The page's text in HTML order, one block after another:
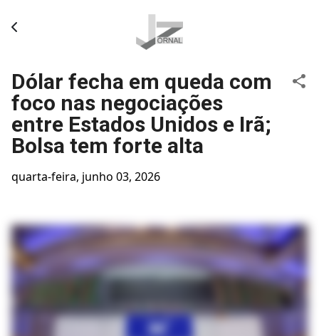
Pular para o conteúdo principal
Dólar fecha em queda com
foco nas negociações
entre Estados Unidos e Irã;
Bolsa tem forte alta
quarta-feira, junho 03, 2026